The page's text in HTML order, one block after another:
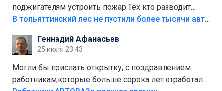
поджигателям устроить пожар.Тех кто разводит
костры,тех надо безбожно штрафовать.Камер полно
Штрафы мизерные.
В тольяттинский лес не пустили более тысячи автомобилей
Геннадий Афанасьев
25 июля 23:43
Могли бы прислать открытку, с поздравлением
работникам,которые больше сорока лет отработали